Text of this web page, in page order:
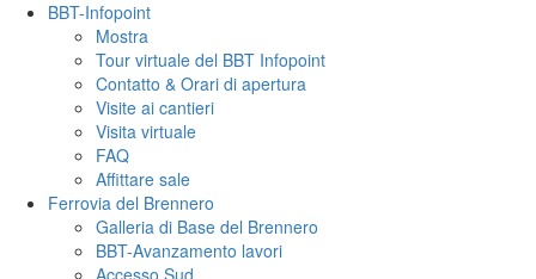
BBT-Infopoint
Mostra
Tour virtuale del BBT Infopoint
Contatto & Orari di apertura
Visite ai cantieri
Visita virtuale
FAQ
Affittare sale
Ferrovia del Brennero
Galleria di Base del Brennero
BBT-Avanzamento lavori
Accesso Sud